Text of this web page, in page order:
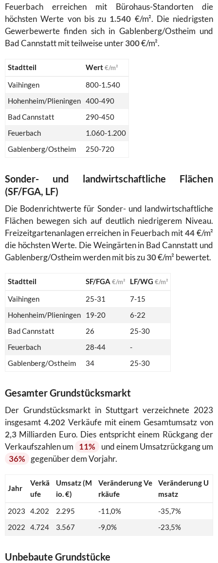
Feuerbach erreichen mit Bürohaus-Standorten die
höchsten Werte von bis zu 1.540 €/m². Die niedrigsten
Gewerbewerte finden sich in Gablenberg/Ostheim und
Bad Cannstatt mit teilweise unter300€/m².
Stadtteil Wert€/m²
Vaihingen
800-1.540
Hohenheim/Plieningen 400-490
Bad Cannstatt
290-450
Feuerbach
1.060-1.200
Gablenberg/Ostheim
250-720
Sonder- und landwirtschaftliche Flächen
(SF/FGA, LF)
Die Bodenrichtwerte für Sonder- und landwirtschaftliche
Flächen bewegen sich auf deutlich niedrigerem Niveau.
Freizeitgartenanlagen erreichen in Feuerbach mit44€/m²
die höchsten Werte. Die Weingärten in Bad Cannstatt und
Gablenberg/Ostheim werden mit bis zu30€/m² bewertet.
Stadtteil SF/FGA €/m² LF/WG €/m²
Vaihingen 25-31
7-15
Hohenheim/Plieningen
19-20
6-22
Bad Cannstatt
26
25-30
Feuerbach
28-44
-
Gablenberg/Ostheim
34 25-30
Gesamter Grundstücksmarkt
Der Grundstücksmarkt in Stuttgart verzeichnete 2023
insgesamt 4.202 Verkäufe mit einem Gesamtumsatz von
2,3 Milliarden Euro. Dies entspricht einem Rückgang der
Verkaufszahlen um
11%
und einem Umsatzrückgang um
36%
gegenüber dem Vorjahr.
Jahr
Verkä
ufe
Umsatz (M
io. €)
Veränderung Ve
rkäufe
Veränderung U
msatz
2023
4.202 2.295 -11,0%
-35,7%
2022
4.724 3.567 -9,0% -23,5%
Unbebaute Grundstücke